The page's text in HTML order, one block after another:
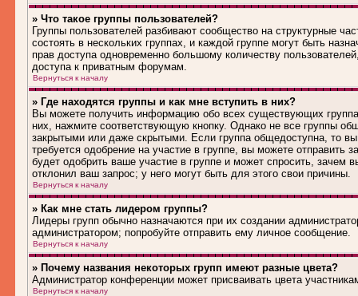
» Что такое группы пользователей?
Группы пользователей разбивают сообщество на структурные
состоять в нескольких группах, и каждой группе могут быть
прав доступа одновременно большому количеству
доступа к приватным форумам.
Вернуться к началу
» Где находятся группы и как мне вступить в них?
Вы можете получить информацию обо всех существующих
них, нажмите соответствующую кнопку. Однако не все группы
закрытыми или даже скрытыми. Если группа общедоступна, то
требуется одобрение на участие в группе, вы можете
будет одобрить ваше участие в группе и может спросить, зачем
отклонил ваш запрос; у него могут быть для этого свои причины.
Вернуться к началу
» Как мне стать лидером группы?
Лидеры групп обычно назначаются при их создании
администратором; попробуйте отправить ему личное сообщение.
Вернуться к началу
» Почему названия некоторых групп имеют разные цвета?
Администратор конференции может присваивать цвета
Вернуться к началу